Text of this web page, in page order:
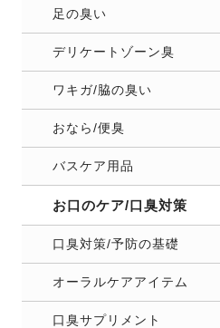
足の臭い
デリケートゾーン臭
ワキガ/脇の臭い
おなら/便臭
バスケア用品
お口のケア/口臭対策
口臭対策/予防の基礎
オーラルケアアイテム
口臭サプリメント